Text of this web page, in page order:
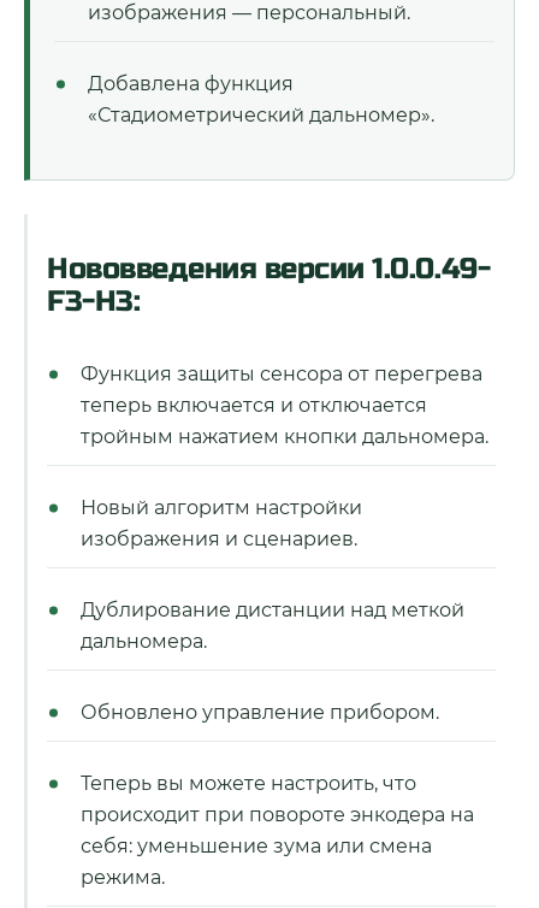
изображения — персональный.
Добавлена функция
«Стадиометрический дальномер».
Нововведения версии 1.0.0.49-
F3-H3:
Функция защиты сенсора от перегрева
теперь включается и отключается
тройным нажатием кнопки дальномера.
Новый алгоритм настройки
изображения и сценариев.
Дублирование дистанции над меткой
дальномера.
Обновлено управление прибором.
Теперь вы можете настроить, что
происходит при повороте энкодера на
себя: уменьшение зума или смена
режима.